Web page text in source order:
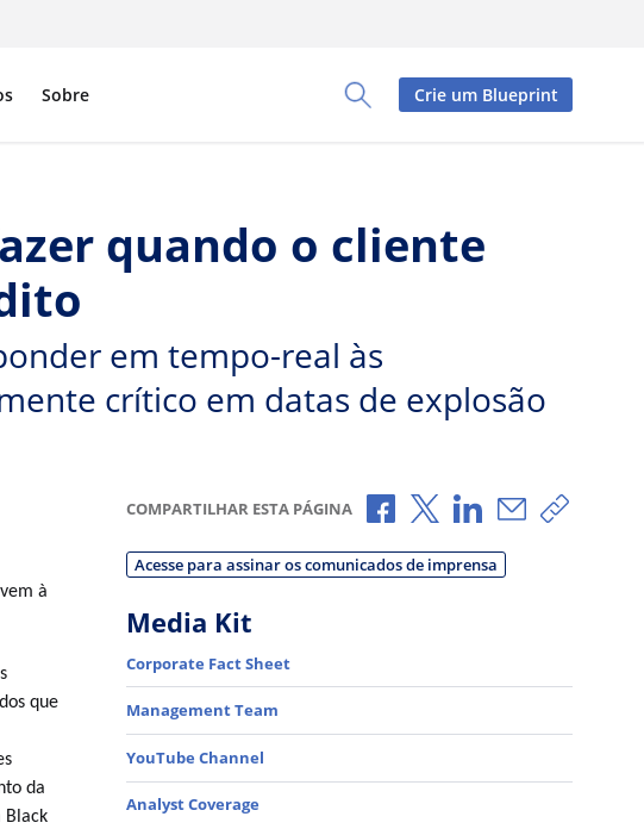
Toggle Search Panel
Sobre Crie um Blueprint
quando o cliente
em tempo-real às
crítico em datas de explosão
à
que
da
Black
COMPARTILHAR ESTA PÁGINA Compartilhar no Facebook
Compartilhar no X
Compartilhar no
Copiar
Acesse para assinar os comunicados de imprensa
Media Kit
Corporate Fact Sheet
Management Team
YouTube Channel
Analyst Coverage